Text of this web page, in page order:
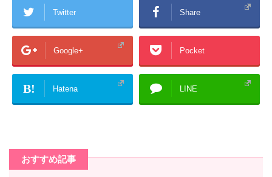
Twitter Share
Google+ Pocket
B! Hatena LINE
おすすめ記事